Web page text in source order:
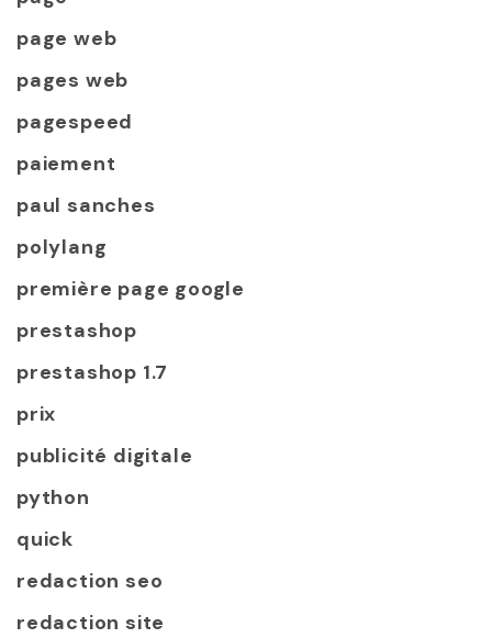
page web
pages web
pagespeed
paiement
paul sanches
polylang
première page google
prestashop
prestashop 1.7
prix
publicité digitale
python
quick
redaction seo
redaction site